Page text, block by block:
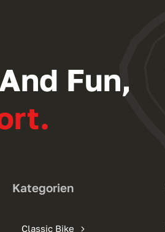
Fun,
Kategorien
Classic Bike